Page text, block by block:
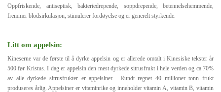
Oppfriskende, antiseptisk, bakteriedrepende, soppdrepende, betennelsehemmende,
fremmer blodsirkulasjon, stimulerer fordøyelse og er generelt styrkende.
Litt om appelsin:
Kineserne var de første til å dyrke appelsin og er allerede omtalt i Kinesiske tekster år
500 før Kristus. I dag er appelsin den mest dyrkede sitrusfrukt i hele verden og ca 70%
av alle dyrkede sitrusfrukter er appelsiner. Rundt regnet 40 millioner tonn frukt
produseres årlig. Appelsiner er vitaminrike og inneholder vitamin A, vitamin B, vitamin